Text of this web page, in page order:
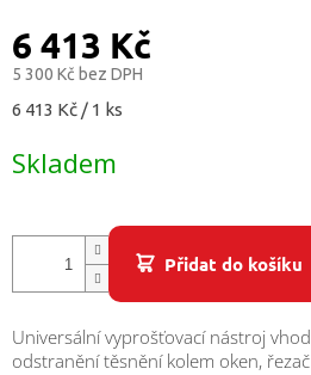
Přihlášení
6 413 Kč
5 300 Kč bez DPH
Měrná
6 413 Kč / 1 ks
Skladem
Přidat do košíku
Universální vyprošťovací nástroj
odstranění těsnění kolem oken,